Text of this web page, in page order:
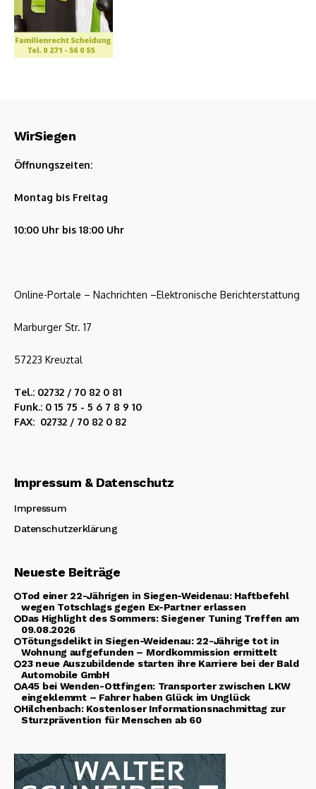
WirSiegen
Öffnungszeiten:
Montag bis Freitag
10:00 Uhr bis 18:00 Uhr
Online-Portale – Nachrichten –Elektronische Berichterstattung
Marburger Str. 17
57223 Kreuztal
Tel.: 02732 / 70 82 0 81
Funk.: 0 15 75 - 5 6 7 8 9 10
FAX: 02732 / 70 82 0 82
Impressum & Datenschutz
Impressum
Datenschutzerklärung
Neueste Beiträge
Tod einer 22-Jährigen in Siegen-Weidenau: Haftbefehl
wegen Totschlags gegen Ex-Partner erlassen
Das Highlight des Sommers: Siegener Tuning Treffen am
09.08.2026
Tötungsdelikt in Siegen-Weidenau: 22-Jährige tot in
Wohnung aufgefunden – Mordkommission ermittelt
23 neue Auszubildende starten ihre Karriere bei der Bald
Automobile GmbH
A45 bei Wenden-Ottfingen: Transporter zwischen LKW
eingeklemmt – Fahrer haben Glück im Unglück
Hilchenbach: Kostenloser Informationsnachmittag zur
Sturzprävention für Menschen ab 60